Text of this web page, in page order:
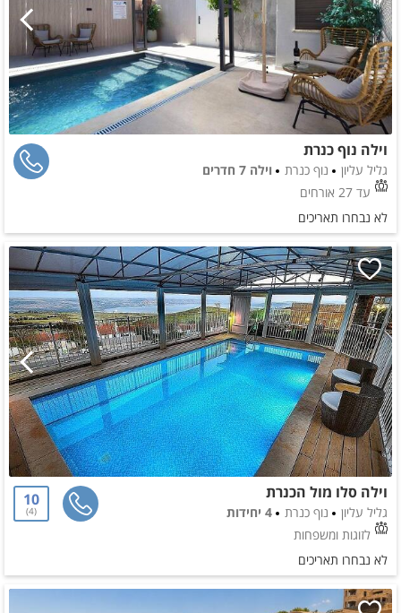
וילה נוף כנרת
גליל עליון נוף כנרת
וילה 7 חדרים
עד 27 אורחים
לא נבחרו תאריכים
וילה סלו מול הכנרת
גליל עליון נוף כנרת
4 יחידות
לזוגות ומשפחות
10
4
לא נבחרו תאריכים